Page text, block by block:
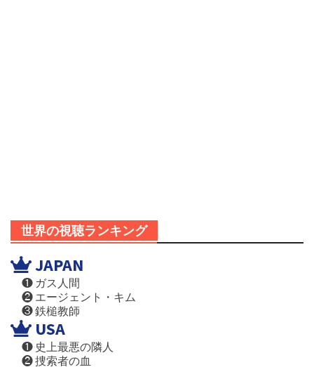
世界の視聴ランキング
JAPAN
❶ ガス人間
❷ エージェント・キム
❸ 鉄槌教師
USA
❶ 史上最悪の隣人
❷ 捜索者の血